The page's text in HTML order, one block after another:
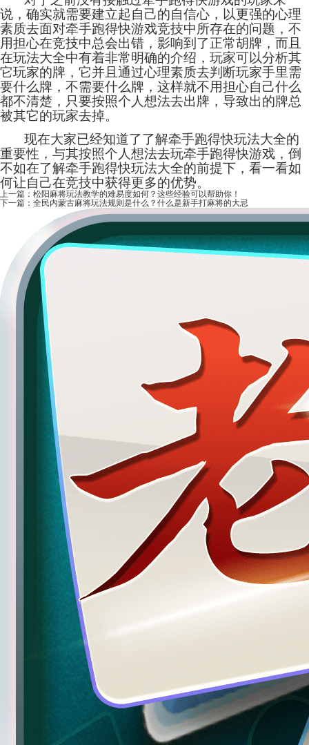
说，确实就需要建立起自己的自信心，以更强的心理
素质去面对牵手跑得快游戏竞技中所存在的问题，不
用担心在竞技中总会出错，影响到了正常胡牌，而且
在玩法大全中有着非常明确的介绍，玩家可以分析其
它玩家的牌，它并且通过心理素质去判断玩家手里需
要什么牌，不需要什么牌，这样就不用担心自己什么
都不清楚，只要按照个人想法去出牌，导致出的牌总
被其它的玩家去掉。
现在大家已经知道了了解牵手跑得快玩法大全的
重要性，与其按照个人想法去玩牵手跑得快游戏，倒
不如在了解牵手跑得快玩法大全的前提下，看一看如
何让自己在竞技中获得更多的优势。
上一篇： 松阳麻将玩法教学的难易度如何？这些经验可以帮助你！
下一篇： 全民内蒙古麻将玩法规则是什么？什么是新手打麻将的大忌